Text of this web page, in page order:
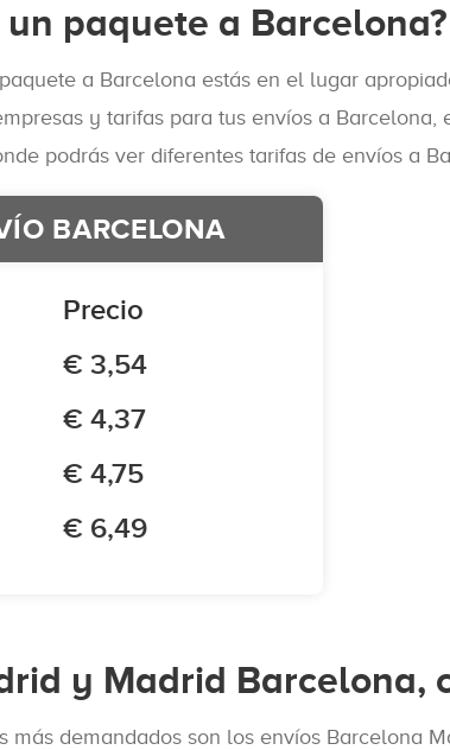
paquete a Barcelona?
a Barcelona estás en el lugar
y tarifas para tus envíos a
podrás ver diferentes tarifas de envíos a
BARCELONA
Precio
€ 3,54
€ 4,37
€ 4,75
€ 6,49
y Madrid
más demandados son los envíos Barcelona